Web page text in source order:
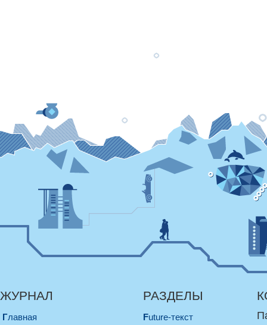
ЖУРНАЛ
Главная
РАЗДЕЛЫ
Future-текст